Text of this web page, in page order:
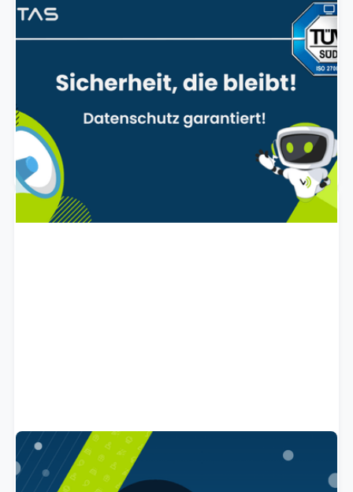
27001 zertifiziert
Informationssicherheit. Unsere ISO 27001-
Zertifizierung bestätigt: Datenschutz ist bei uns
October 29, 2025
6 Jahre VITAS – Wir feiern Innovation,
Wachstum und Erfolg!